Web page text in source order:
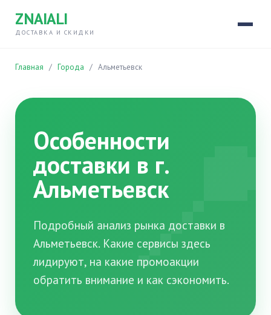
ZNAIALI
ДОСТАВКА И СКИДКИ
Главная / Города / Альметьевск
Особенности
доставки в г.
Альметьевск
Подробный анализ рынка доставки в
Альметьевск. Какие сервисы здесь
лидируют, на какие промоакции
обратить внимание и как сэкономить.